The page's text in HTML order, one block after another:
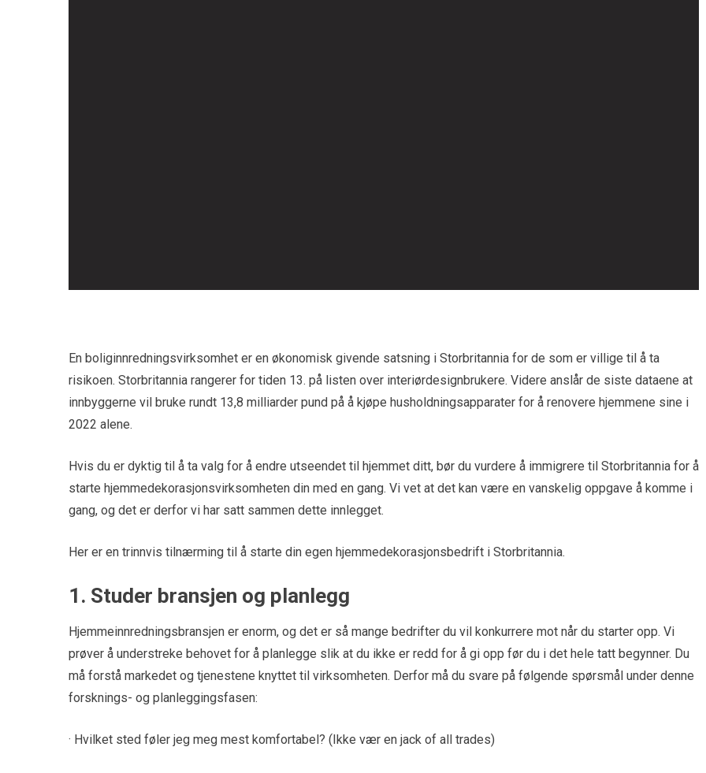
En boliginnredningsvirksomhet er en økonomisk givende satsning i Storbritannia for de som er villige til å ta
risikoen. Storbritannia rangerer for tiden 13. på listen over interiørdesignbrukere. Videre anslår de siste dataene at
innbyggerne vil bruke rundt 13,8 milliarder pund på å kjøpe husholdningsapparater for å renovere hjemmene sine i
2022 alene.
Hvis du er dyktig til å ta valg for å endre utseendet til hjemmet ditt, bør du vurdere å immigrere til Storbritannia for å
starte hjemmedekorasjonsvirksomheten din med en gang. Vi vet at det kan være en vanskelig oppgave å komme i
gang, og det er derfor vi har satt sammen dette innlegget.
Her er en trinnvis tilnærming til å starte din egen hjemmedekorasjonsbedrift i Storbritannia.
1. Studer bransjen og planlegg
Hjemmeinnredningsbransjen er enorm, og det er så mange bedrifter du vil konkurrere mot når du starter opp. Vi
prøver å understreke behovet for å planlegge slik at du ikke er redd for å gi opp før du i det hele tatt begynner. Du
må forstå markedet og tjenestene knyttet til virksomheten. Derfor må du svare på følgende spørsmål under denne
forsknings- og planleggingsfasen:
· Hvilket sted føler jeg meg mest komfortabel? (Ikke vær en jack of all trades)